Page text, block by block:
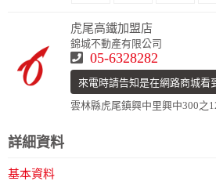
虎尾高鐵加盟店
錦城不動產有限公司
05-6328282
來電時請告知是在網路商城看
雲林縣虎尾鎮興中里興中300之
詳細資料
基本資料